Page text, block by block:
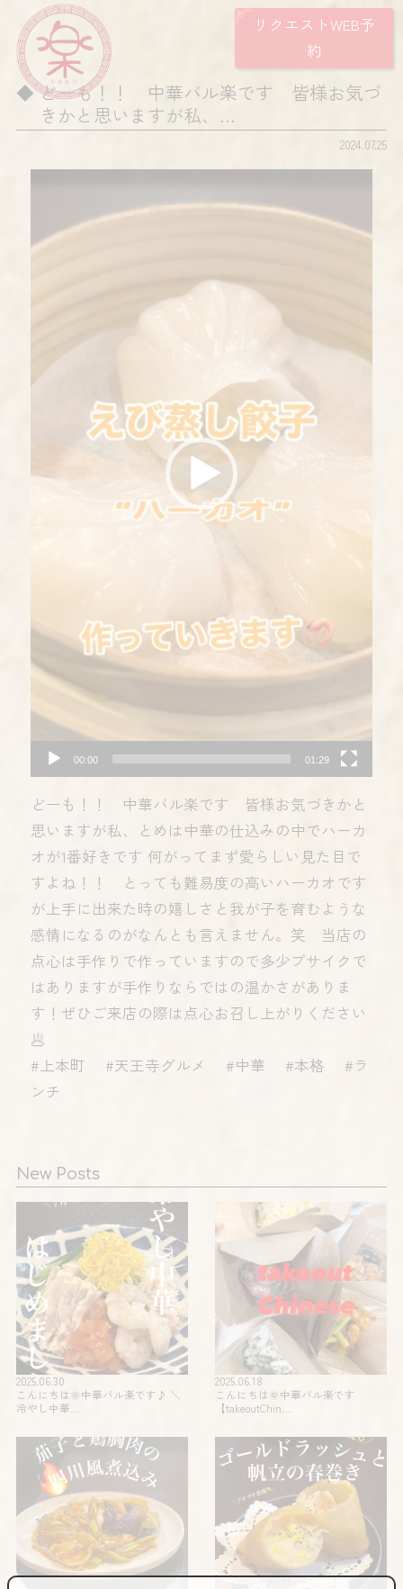
リクエストWEB予
約
どーも！！ 中華バル楽です 皆様お気づ
きかと思いますが私、…
2024.07.25
00:00 01:29
どーも！！ 中華バル楽です 皆様お気づきかと
思いますが私、とめは中華の仕込みの中でハーカ
オが1番好きです️ 何がってまず愛らしい見た目で
すよね！！ とっても難易度の高いハーカオです
が上手に出来た時の嬉しさと我が子を育むような
感情になるのがなんとも言えません。笑 当店の
点心は手作りで作っていますので多少ブサイクで
はありますが手作りならではの温かさがありま
す！ぜひご来店の際は点心お召し上がりください
🥟
#上本町 #天王寺グルメ #中華 #本格 #ラ
ンチ
New Posts
2025.06.30
こんにちは🌞中華バル楽です♪ ＼
冷やし中華…
2025.06.18
こんにちは🌞中華バル楽です
【takeoutChin…